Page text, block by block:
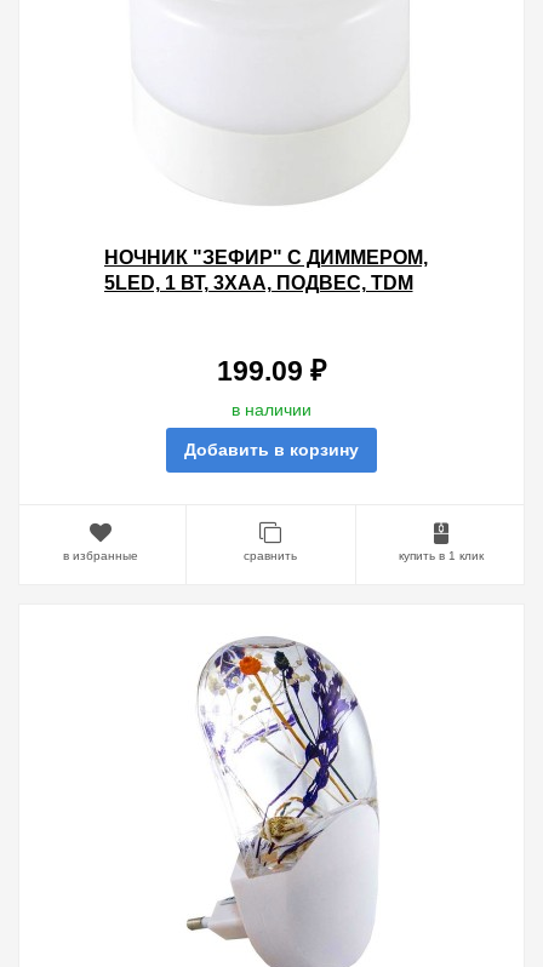
НОЧНИК "ЗЕФИР" С ДИММЕРОМ,
5LED, 1 ВТ, 3ХАА, ПОДВЕС, TDM
199.09 ₽
в наличии
Добавить в корзину
в избранные сравнить купить в 1 клик